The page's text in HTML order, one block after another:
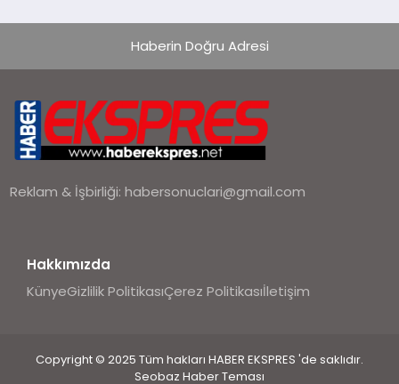
Haberin Doğru Adresi
Reklam & İşbirliği:habersonuclari@gmail.com
Hakkımızda
KünyeGizlilik PolitikasıÇerez Politikasıİletişim
Copyright © 2025 Tüm hakları HABER EKSPRES 'de saklıdır.
Seobaz Haber Teması